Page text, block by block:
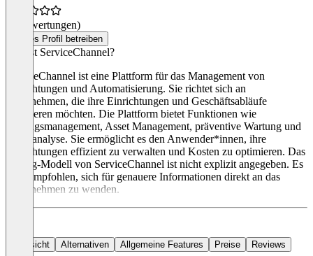
(0 Bewertungen)
Dieses Profil betreiben
Was ist ServiceChannel?
ServiceChannel ist eine Plattform für das Management von
Einrichtungen und Automatisierung. Sie richtet sich an
Unternehmen, die ihre Einrichtungen und Geschäftsabläufe
optimieren möchten. Die Plattform bietet Funktionen wie
Auftragsmanagement, Asset Management, präventive Wartung und
Datenanalyse. Sie ermöglicht es den Anwender*innen, ihre
Einrichtungen effizient zu verwalten und Kosten zu optimieren. Das
Pricing-Modell von ServiceChannel ist nicht explizit angegeben. Es
wird empfohlen, sich für genauere Informationen direkt an das
Unternehmen zu wenden.
Übersicht Alternativen Allgemeine Features Preise Reviews